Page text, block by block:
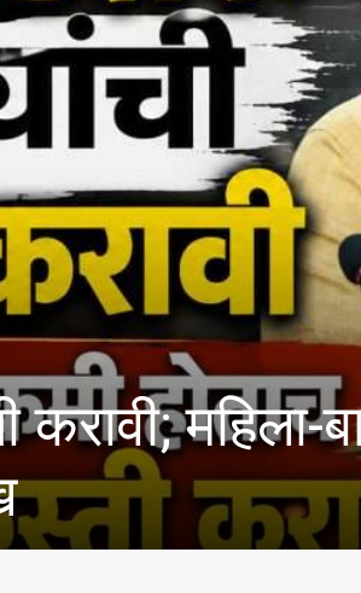
बालकल्याण